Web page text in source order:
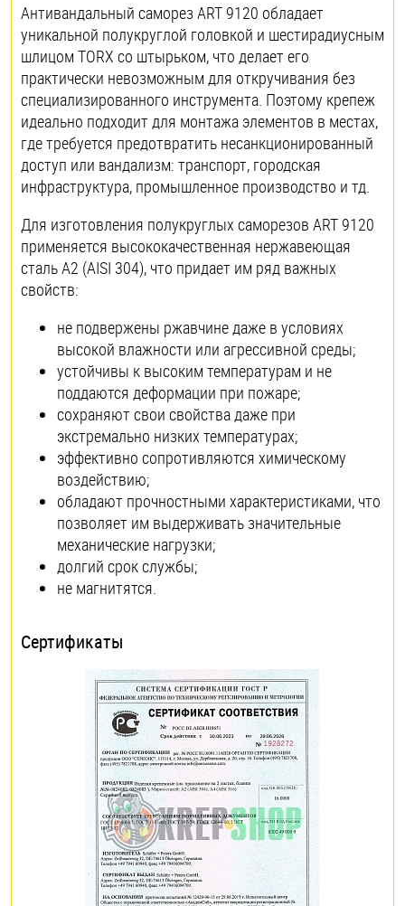
Антивандальный саморез ART 9120 обладает
уникальной полукруглой головкой и шестирадиусным
шлицом TORX со штырьком, что делает его
практически невозможным для откручивания без
специализированного инструмента. Поэтому крепеж
идеально подходит для монтажа элементов в местах,
где требуется предотвратить несанкционированный
доступ или вандализм: транспорт, городская
инфраструктура, промышленное производство и тд.
Для изготовления полукруглых саморезов ART 9120
применяется высококачественная нержавеющая
сталь А2 (AISI 304), что придает им ряд важных
свойств:
не подвержены ржавчине даже в условиях
высокой влажности или агрессивной среды;
устойчивы к высоким температурам и не
поддаются деформации при пожаре;
сохраняют свои свойства даже при
экстремально низких температурах;
эффективно сопротивляются химическому
воздействию;
обладают прочностными характеристиками, что
позволяет им выдерживать значительные
механические нагрузки;
долгий срок службы;
не магнитятся.
Сертификаты